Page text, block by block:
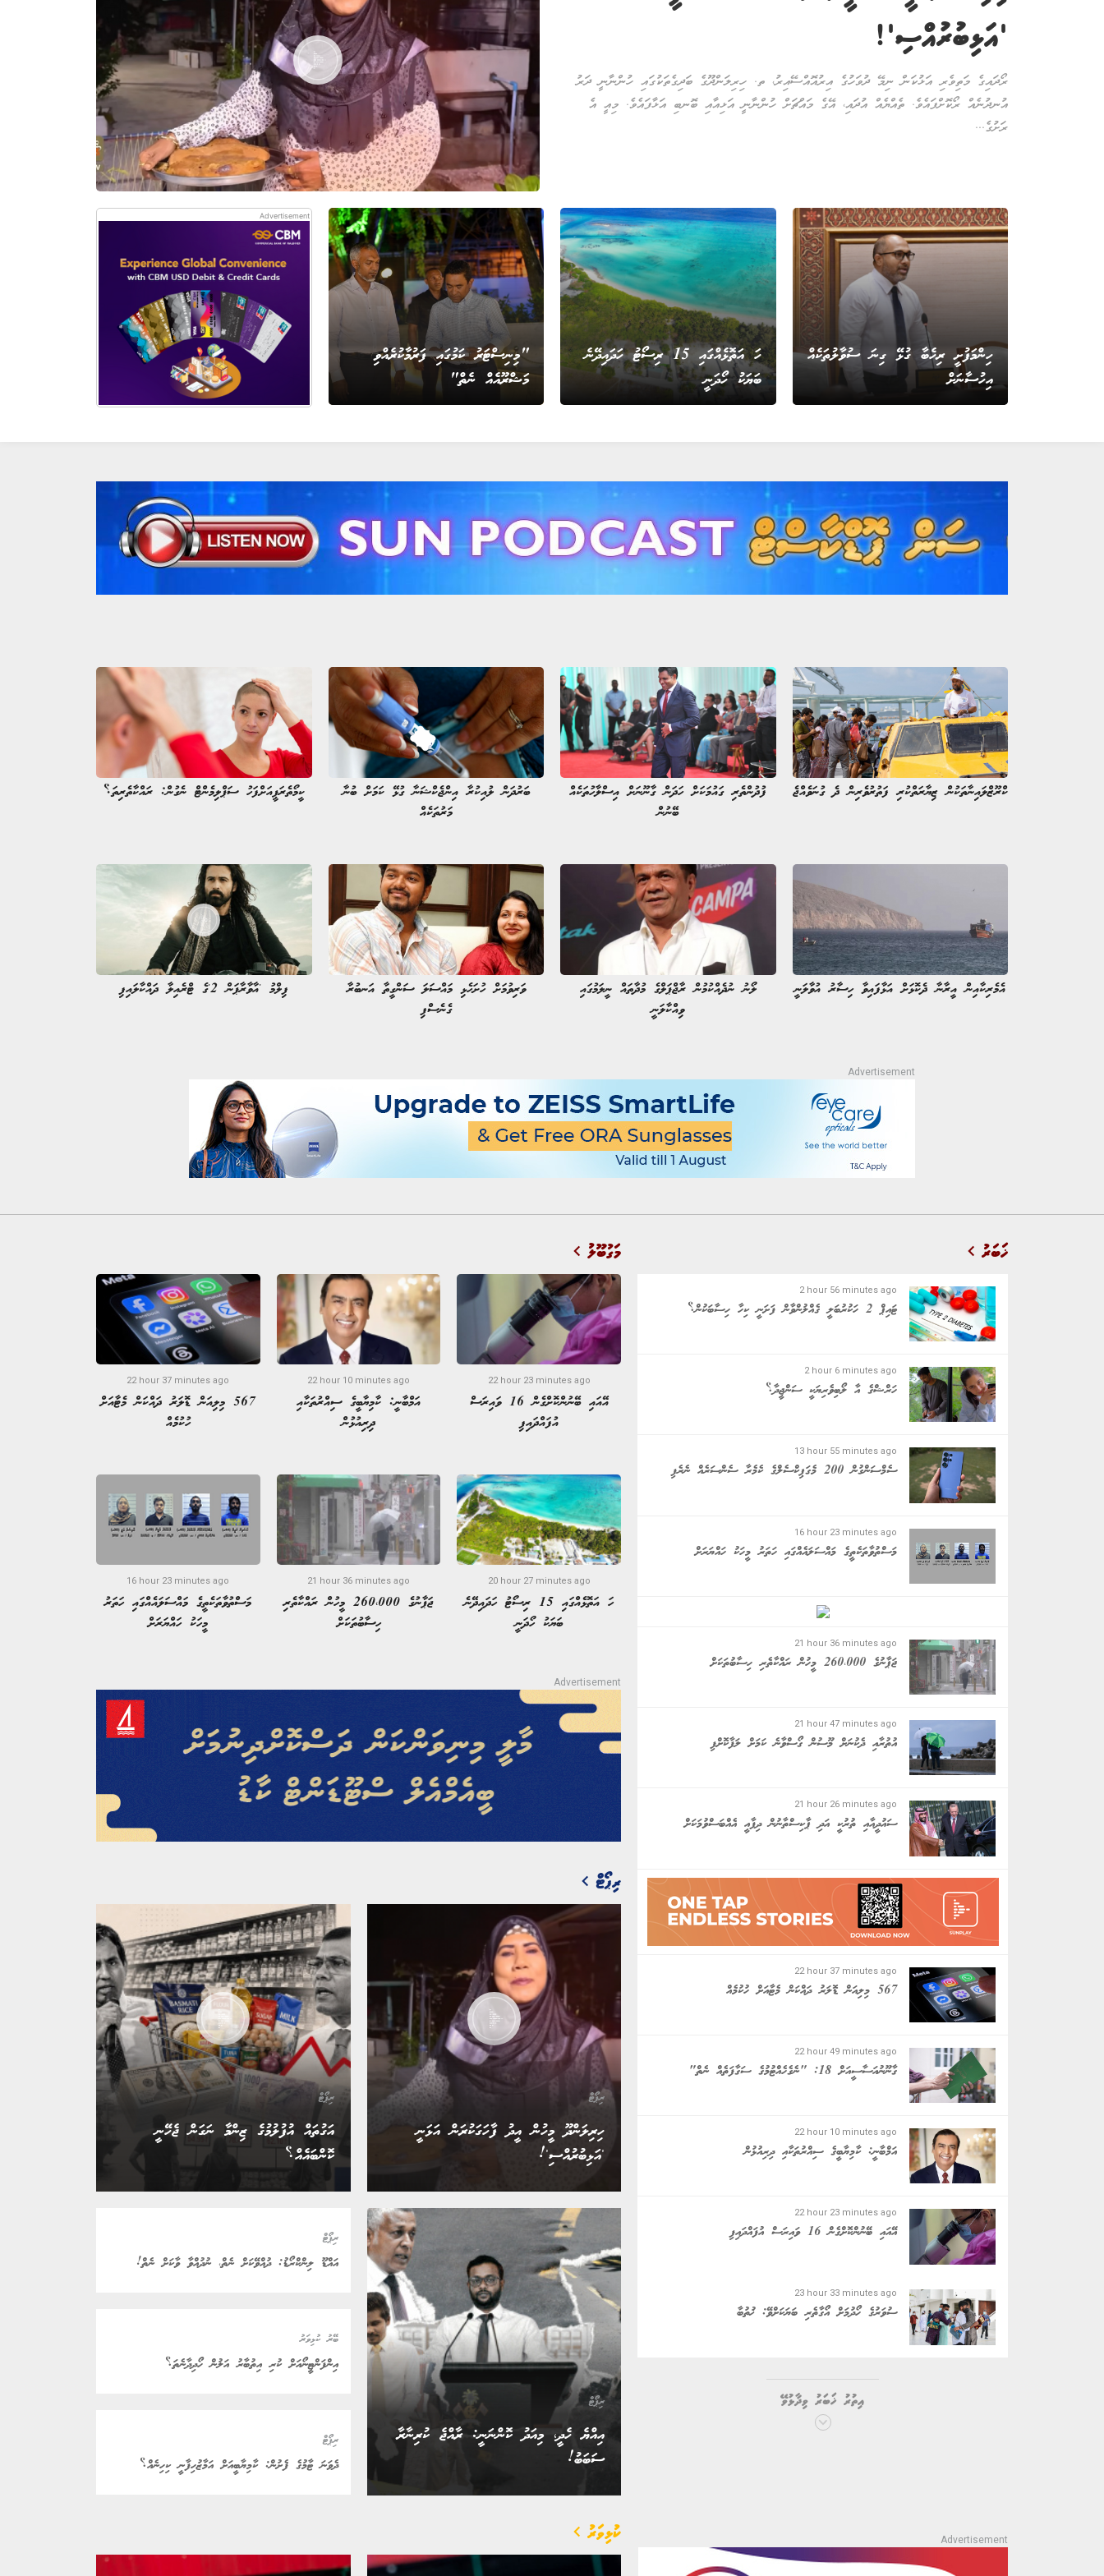
'އަޅިބުރުއްސި'!
ރޯދައިގެ މަތިވެރި އަޅުކަން ނިމޭ ދުވަހުގެ އިރުއޮއްސޭއިރު، ތ. ހިރިލަންދޫގެ ބަދިގެތަކުގައި ހުންނާނީ ދަރު
އުނދުނެއް ރޯކޮށްފައެވެ. ތެއްޔެއް އުދައި، އޭގެ މައްޗަށް ހުންނާނީ އަޅިއާއި ބޮނބި އަޅާފައެވެ. މިއީ އެ
ރަށުގެ...
ހިންމަފުށީ ރިހެބާ ގުޅޭ ގިނަ ސުވާލުތަކެއް
އިހުސާނަށް
ހަ އަތޮޅެއްގައި 15 ރިސޯޓު ހަދައިދޭނެ
ބަޔަކު ހޯދަނީ
"މިނިސްޓަރު ކަމުގައި ފަރުމާކުރެއްވި
މަޝްރޫއެއް ނެތް"
Advertisement
ކްރޫޒްލައިނާތަކުން ޒިޔާރަތްކުރި ފަތުރުވެރިން ދެ ގުނަވެއްޖެ
ފުދުންތެރި ގައުމަކަށް ހަދަން ގާނޫނަށް އިސްލާހުތަކެއް
ބޭނުން
ބަރުދަން ލުއިކުރާ އިންޖެކްޝަނާ ގުޅޭ ކަމަށް ބުނާ
މަރުތަކެއް
ކީމޯތެރަޕީއަށްފަހު ސަޕްލިމެންޓް ނެގުން: ރައްކާތެރިތަ؟
އެމެރިކާއިން އީރާނާ ދެކޮޅަށް އަޅާފައިވާ ހިސާރު އުވާލަނީ
ލޯނު ނުދެއްކުމުން ރާޖްޕަލްގެ މުދާތައް ނީލަމުގައި
ވިއްކާލަނީ
ވަރިވުމަށް ހުށަހެޅި މައްސަލަ ސަންގީތާ އަނބުރާ
ގެނެސްފި
ފިލްމު 'އާވާރާޕަން 2'ގެ ޓްރެއިލާ ދައްކާލައިފި
ޚަބަރު
2 hour 56 minutes ago
ޓައިޕް 2 ހަކުރުބަލީ ގެއްލުންވާން ފަށަނީ ކިހާ ހިސާބަކުން؟
2 hour 6 minutes ago
ހަރްޝްގެ އާ ލޯބިވެރިޔަކީ ސަންޖީދާ؟
13 hour 55 minutes ago
ސެމްސަންގުން 200 މެގަޕިކްސެލްގެ ކެމެރާ ސެންސަރެއް ނެރެފި
16 hour 23 minutes ago
މަސްތުވާތަކެތީގެ މައްސަލައެއްގައި ހަތަރު މީހަކު ހައްޔަރަށް
21 hour 36 minutes ago
ޖަޕާނުގެ 260،000 މީހުން ރައްކާތެރި ހިސާބުތަކަށް
21 hour 47 minutes ago
އުތުރާއި ދެކުނަށް މޫސުން ގޯސްވާނެ ކަމަށް ލަފާކޮށްފި
21 hour 26 minutes ago
ސައުދީއާއި ތުރުކީ އަދި ޕާކިސްތާނުން ދިފާއީ އެއްބަސްވުމަކަށް
22 hour 37 minutes ago
567 މިލިއަން ޑޮލަރު ދައްކަން މެޓާއަށް ހުކުމެއް
22 hour 49 minutes ago
ގާނޫނުއަސާސީއަށް 18: "ނެގެހެއްޓުމުގެ ސަގާފަތެއް ނެތް"
22 hour 10 minutes ago
އަމްބާނީ: ކާމިޔާބީގެ ސިއްރުތަކާއި ދިރިއުޅުން
22 hour 23 minutes ago
އޭއައި ބޭނުންކޮށްގެން 16 ވައިރަސް އުފައްދައިފި
23 hour 33 minutes ago
ސުވަރުގެ ހޯދުމަށް އޯގާތެރި ބަޔަކަށްވޭ: ޚުތުބާ
އިތުރު ޚަބަރު ވިދާޅުވޭ
މަގުބޫލު
22 hour 23 minutes ago
އޭއައި ބޭނުންކޮށްގެން 16 ވައިރަސް
އުފައްދައިފި
22 hour 10 minutes ago
އަމްބާނީ: ކާމިޔާބީގެ ސިއްރުތަކާއި
ދިރިއުޅުން
22 hour 37 minutes ago
567 މިލިއަން ޑޮލަރު ދައްކަން މެޓާއަށް
ހުކުމެއް
20 hour 27 minutes ago
ހަ އަތޮޅެއްގައި 15 ރިސޯޓު ހަދައިދޭނެ
ބަޔަކު ހޯދަނީ
21 hour 36 minutes ago
ޖަޕާނުގެ 260،000 މީހުން ރައްކާތެރި
ހިސާބުތަކަށް
16 hour 23 minutes ago
މަސްތުވާތަކެތީގެ މައްސަލައެއްގައި ހަތަރު
މީހަކު ހައްޔަރަށް
ރިޕޯޓް
ރިޕޯޓް
ހިރިލަންދޫ މީހުން އީދު ފާހަގަކުރަން އަޅަނީ
'އަޅިބުރުއްސި'!
ރިޕޯޓް
އަގުތައް އުފުލުމުގެ ޒިންމާ ނަގަން ޖެހޭނީ
ކޮންބައެއް؟
ރިޕޯޓް
އިއްޔެ ހެދީ، މިއަދު ކޮންނަނީ: ރާއްޖެ ކުރިނާރާ
ސަބަބު!
ރިޕޯޓް
އައްޑޫ ލިންކްރޯޑު: ދުއްވޭކަށް ނެތް، ނުދުއްވާ ވާކަށް ނެތް!
ބޭރު ކުޅިވަރު
އިންފަންޓީނޯއަށް ކުރި އިތުބާރު އަލުން ހޯދިދާނެތަ؟
ރިޕޯޓް
ދެވަނަ ޓާމުގެ ފެށުން: ކާމިޔާބީއަށް އަމާޒުހިފާނީ ކިހިނެއް؟
ކުޅިވަރު